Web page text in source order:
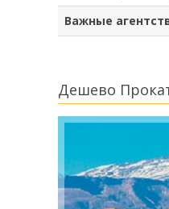
Важные
Дешево